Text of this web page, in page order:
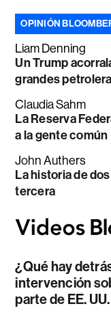
OPINIÓN
Liam Denning
Un Trump
grandes
Claudia Sahm
La Reserva
a la gente común
John Authers
La historia de
tercera
¿Qué hay
intervención
parte de EE.